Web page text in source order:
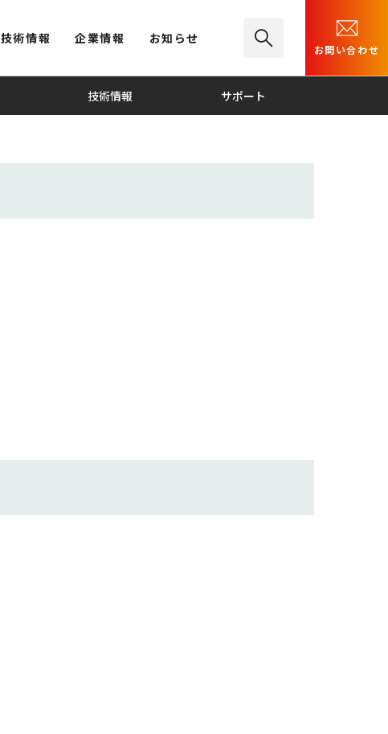
技術情報 企業情報 お知らせ
お問い合わせ
技術情報 サポート